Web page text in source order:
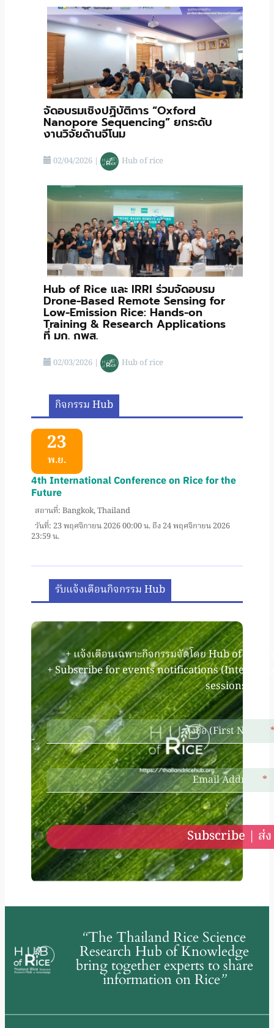
จัดอบรมเชิงปฏิบัติการ “Oxford
Nanopore Sequencing” ยกระดับ
งานวิจัยด้านจีโนม
02/04/2026 | Hub of rice
Hub of Rice และ IRRI ร่วมจัดอบรม
Drone-Based Remote Sensing for
Low-Emission Rice: Hands-on
Training & Research Applications
ที่ มก. กพส.
02/03/2026 | Hub of rice
กิจกรรม Hub
23
พ.ย.
4th International Conference on Rice for the
Future
สถานที่: Bangkok, Thailand
วันที่: 23 พฤศจิกายน 2026 00:00 น. ถึง 24 พฤศจิกายน 2026
23:59 น.
รับแจ้งเตือนกิจกรรม Hub
+ แจ้งเตือนเฉพาะกิจกรรมจัดโดย Hub of Rice
+ Subscribe for events notifications
sessions).
ลงชื่อ (First Name)
Email Address *
Subscribe | ส่ง
“The Thailand Rice Science
Research Hub of Knowledge
bring together experts to share
information on Rice”